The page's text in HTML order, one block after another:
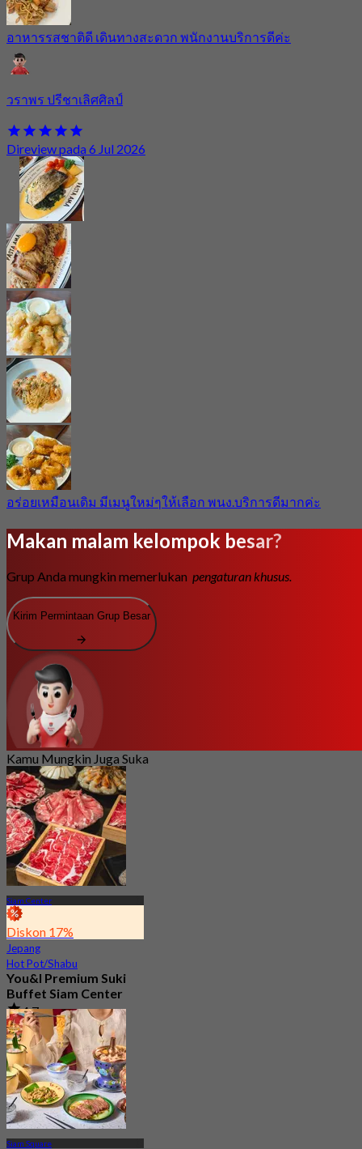
อาหารรสชาติดี เดินทางสะดวก พนักงานบริการดีค่ะ
วราพร ปรีชาเลิศศิลป์
Direview pada 6 Jul 2026
อร่อยเหมือนเดิม มีเมนูใหม่ๆให้เลือก พนง.บริการดีมากค่ะ
Makan malam kelompok besar?
Grup Anda mungkin memerlukan pengaturan khusus.
Kirim Permintaan Grup Besar
Kamu Mungkin Juga Suka
Siam Center
Diskon 17%
Jepang
Hot Pot/Shabu
You&I Premium Suki
Buffet Siam Center
4.7
3.3K telah dipesan
Dari฿ 498
Siam Square